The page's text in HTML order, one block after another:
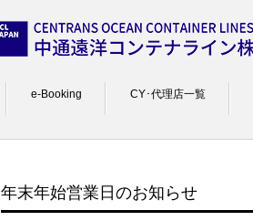
e-Booking CY･代理店一覧
年末年始営業日のお知らせ